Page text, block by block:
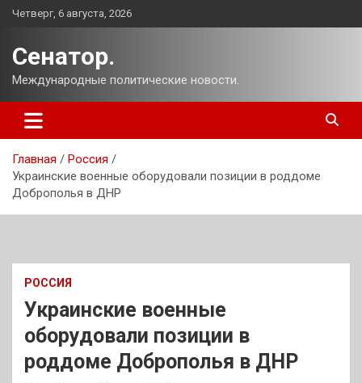
Перейти
Четверг, 6 августа, 2026
Сенатор.
Международные политические новости.
Главная
Россия
Украинские военные оборудовали позиции в роддоме
Доброполья в ДНР
РОССИЯ
Украинские военные
оборудовали позиции в
роддоме Доброполья в ДНР